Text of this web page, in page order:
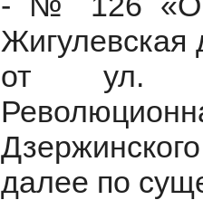
Жигулевская
от ул.
далее по